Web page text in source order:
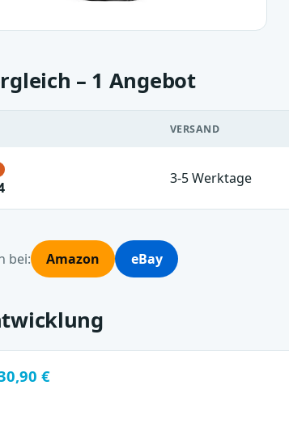
– 1 Angebot
VERSAND
3-5 Werktage
bei: Amazon eBay
€